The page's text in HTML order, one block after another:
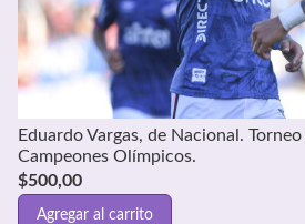
Eduardo Vargas, de Nacional.
Campeones Olímpicos.
$500,00
Agregar al carrito